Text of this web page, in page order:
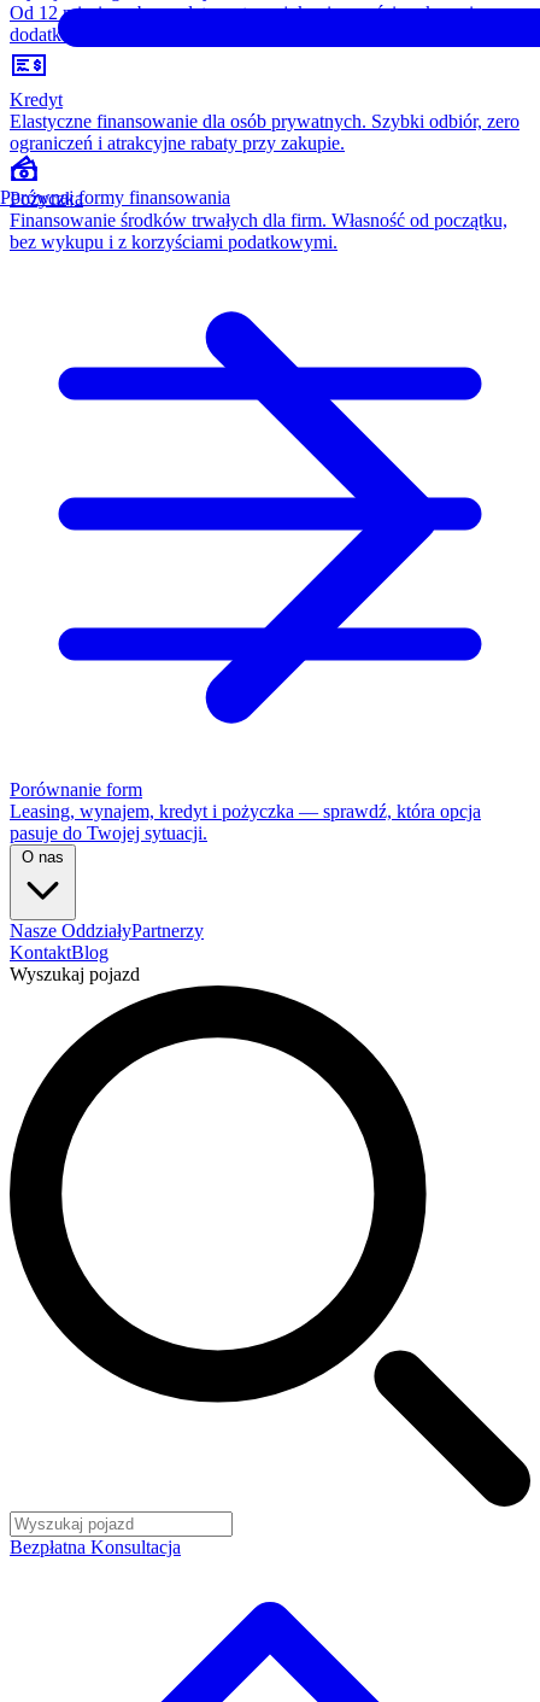
Od 12 miesięcy, bez opłaty wstępnej, konieczności wykupu i
dodatkowych kosztów. Wszystko w cenie raty.
Kredyt
Elastyczne finansowanie dla osób prywatnych. Szybki odbiór, zero
ograniczeń i atrakcyjne rabaty przy zakupie.
Pożyczka
Finansowanie środków trwałych dla firm. Własność od początku,
bez wykupu i z korzyściami podatkowymi.
Porównanie form
Leasing, wynajem, kredyt i pożyczka — sprawdź, która opcja
pasuje do Twojej sytuacji.
O nas
Nasze OddziałyPartnerzy
KontaktBlog
Wyszukaj pojazd
Bezpłatna Konsultacja
Porównaj formy finansowania